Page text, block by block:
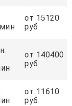
от 15120
руб.
от 140400
руб.
от 11610
руб.